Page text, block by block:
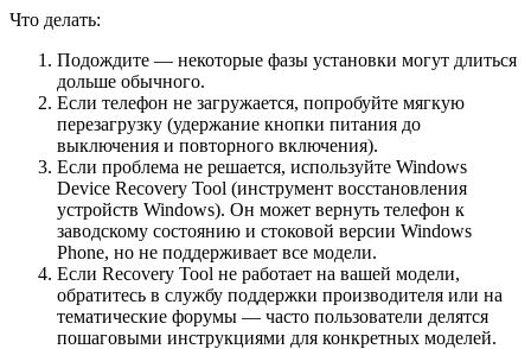
Что делать:
Подождите — некоторые фазы установки могут длиться
дольше обычного.
Если телефон не загружается, попробуйте мягкую
перезагрузку (удержание кнопки питания до
выключения и повторного включения).
Если проблема не решается, используйте Windows
Device Recovery Tool (инструмент восстановления
устройств Windows). Он может вернуть телефон к
заводскому состоянию и стоковой версии Windows
Phone, но не поддерживает все модели.
Если Recovery Tool не работает на вашей модели,
обратитесь в службу поддержки производителя или на
тематические форумы — часто пользователи делятся
пошаговыми инструкциями для конкретных моделей.